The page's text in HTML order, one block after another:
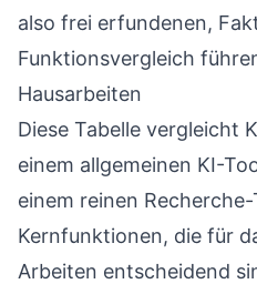
also frei erfundenen,
Funktionsvergleich
Hausarbeiten
Diese Tabelle vergleicht
einem allgemeinen KI-
einem reinen
Kernfunktionen, die für
Arbeiten entscheidend